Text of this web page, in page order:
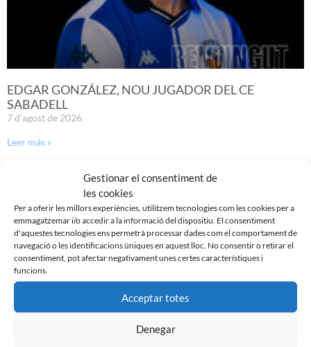
Gestionar el consentiment de
les cookies
Per a oferir les millors experiències, utilitzem tecnologies com les cookies per a
emmagatzemar i/o accedir a la informació del dispositiu. El consentiment
d'aquestes tecnologies ens permetrà processar dades com el comportament de
navegació o les identificacions úniques en aquest lloc. No consentir o retirar el
consentiment, pot afectar negativament unes certes característiques i
funcions.
Acceptar totes
Denegar
EDGAR GONZÁLEZ, NOU JUGADOR DEL CE
SABADELL
7 d'agost de 2026
Leer más »